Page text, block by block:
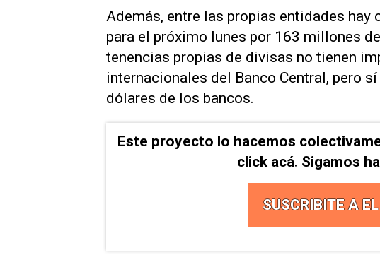
Además, entre las propias entidades
para el próximo lunes por 163 millones
tenencias propias de divisas no tienen
internacionales del Banco Central, pero
dólares de los bancos.
Este proyecto lo hacemos
click acá. Sigamos
SUSCRIBITE A